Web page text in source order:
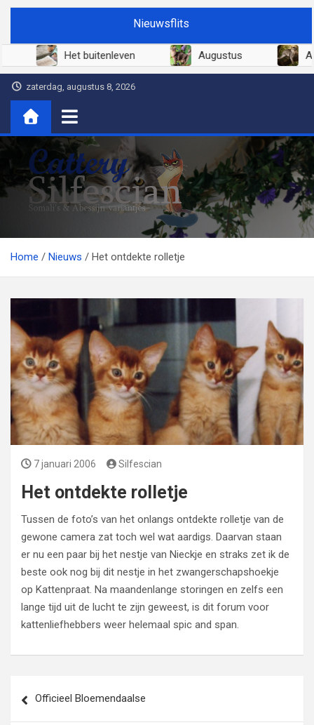
Ga
de
Nieuwsflits
Juni 2026 Het buitenleven Augustus
zaterdag, augustus 8, 2026
Cattery Silfescian
Somali's en soms Abessijn-variantjes
Home
Nieuws Het ontdekte rolletje
7 januari 2006 Silfescian
Het ontdekte rolletje
Tussen de foto’s van het onlangs ontdekte rolletje van de
gewone camera zat toch wel wat aardigs. Daarvan staan
er nu een paar bij het nestje van Nieckje en straks zet ik de
beste ook nog bij dit nestje in het zwangerschapshoekje
op Kattenpraat. Na maandenlange storingen en zelfs een
lange tijd uit de lucht te zijn geweest, is dit forum voor
kattenliefhebbers weer helemaal spic and span.
navigatie
Officieel Bloemendaalse